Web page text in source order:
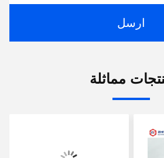
ارسل
مماثلة